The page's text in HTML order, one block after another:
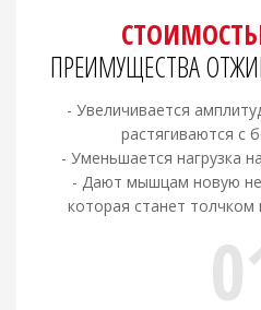
ПРЕИМУЩЕСТВА
- Увеличивается
растягиваются с
- Уменьшается нагрузка
- Дают мышцам новую
которая станет толчком